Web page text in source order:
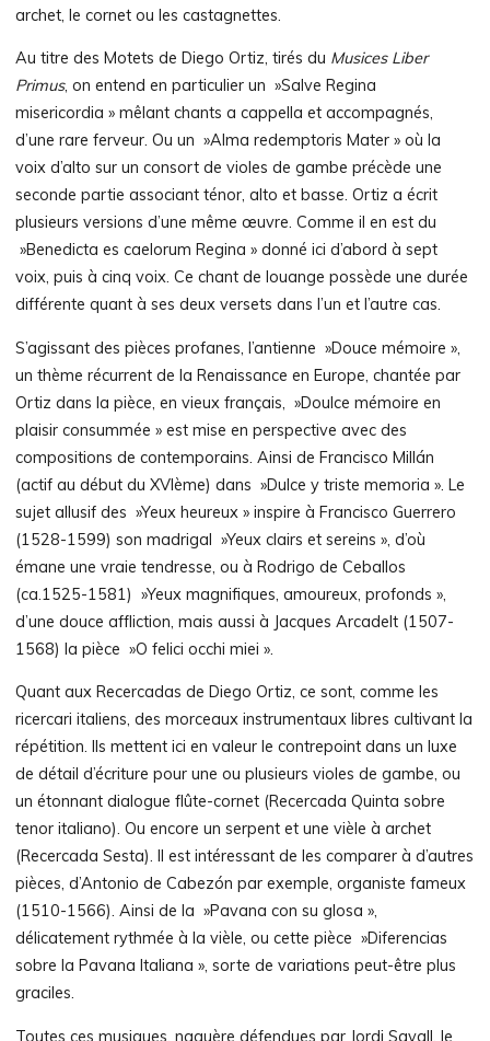
archet, le cornet ou les castagnettes.
Au titre des Motets de Diego Ortiz, tirés du Musices Liber
Primus, on entend en particulier un »Salve Regina
misericordia » mêlant chants a cappella et accompagnés,
d’une rare ferveur. Ou un »Alma redemptoris Mater » où la
voix d’alto sur un consort de violes de gambe précède une
seconde partie associant ténor, alto et basse. Ortiz a écrit
plusieurs versions d’une même œuvre. Comme il en est du
»Benedicta es caelorum Regina » donné ici d’abord à sept
voix, puis à cinq voix. Ce chant de louange possède une durée
différente quant à ses deux versets dans l’un et l’autre cas.
S’agissant des pièces profanes, l’antienne »Douce mémoire »,
un thème récurrent de la Renaissance en Europe, chantée par
Ortiz dans la pièce, en vieux français, »Doulce mémoire en
plaisir consummée » est mise en perspective avec des
compositions de contemporains. Ainsi de Francisco Millán
(actif au début du XVIème) dans »Dulce y triste memoria ». Le
sujet allusif des »Yeux heureux » inspire à Francisco Guerrero
(1528-1599) son madrigal »Yeux clairs et sereins », d’où
émane une vraie tendresse, ou à Rodrigo de Ceballos
(ca.1525-1581) »Yeux magnifiques, amoureux, profonds »,
d’une douce affliction, mais aussi à Jacques Arcadelt (1507-
1568) la pièce »O felici occhi miei ».
Quant aux Recercadas de Diego Ortiz, ce sont, comme les
ricercari italiens, des morceaux instrumentaux libres cultivant la
répétition. Ils mettent ici en valeur le contrepoint dans un luxe
de détail d’écriture pour une ou plusieurs violes de gambe, ou
un étonnant dialogue flûte-cornet (Recercada Quinta sobre
tenor italiano). Ou encore un serpent et une vièle à archet
(Recercada Sesta). Il est intéressant de les comparer à d’autres
pièces, d’Antonio de Cabezón par exemple, organiste fameux
(1510-1566). Ainsi de la »Pavana con su glosa »,
délicatement rythmée à la vièle, ou cette pièce »Diferencias
sobre la Pavana Italiana », sorte de variations peut-être plus
graciles.
Toutes ces musiques, naguère défendues par Jordi Savall, le